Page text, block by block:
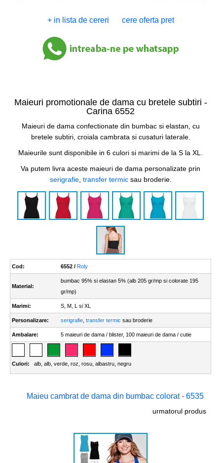
+ in lista de cereri cere oferta pret
Maieuri promotionale de dama cu bretele subtiri -
Carina 6552
Maieuri de dama confectionate din bumbac si elastan, cu
bretele subtiri, croiala cambrata si cusaturi laterale.
Maieurile sunt disponibile in 6 culori si marimi de la S la XL.
Va putem livra aceste maieuri de dama personalizate prin
serigrafie, transfer termicsau broderie.
Cod: 6552 / Roly
Material:
bumbac 95% si elastan 5% (alb 205 gr/mp si colorate 195
gr/mp)
Marimi: S, M, L si XL
Personalizare: serigrafie transfer termic sau broderie
Ambalare: 5 maieuri de dama / blister, 100 maieuri de dama / cutie
Culori: alb alb verde roz rosu albastru negru
Maieu cambrat de dama din bumbac colorat - 6535
urmatorul produs